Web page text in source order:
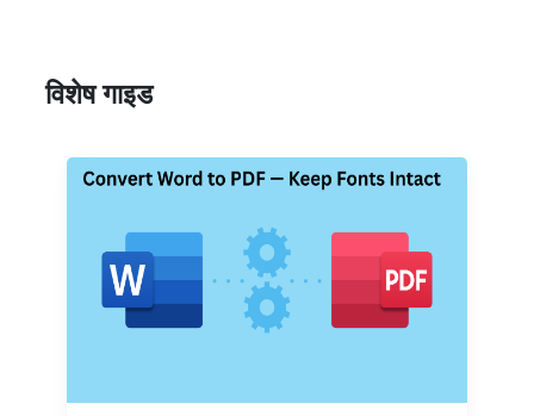
विशेष गाइड